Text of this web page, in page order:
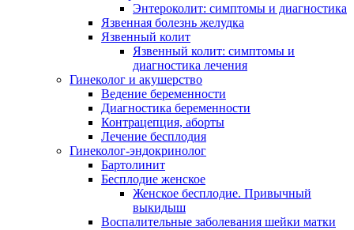
Энтероколит: симптомы и диагностика
Язвенная болезнь желудка
Язвенный колит
Язвенный колит: симптомы и
диагностика лечения
Гинеколог и акушерство
Ведение беременности
Диагностика беременности
Контрацепция, аборты
Лечение бесплодия
Гинеколог-эндокринолог
Бартолинит
Бесплодие женское
Женское бесплодие. Привычный
выкидыш
Воспалительные заболевания шейки матки